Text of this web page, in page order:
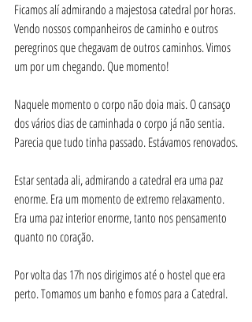
Ficamos alí admirando a majestosa catedral por horas.
Vendo nossos companheiros de caminho e outros
peregrinos que chegavam de outros caminhos. Vimos
um por um chegando. Que momento!
Naquele momento o corpo não doia mais. O cansaço
dos vários dias de caminhada o corpo já não sentia.
Parecia que tudo tinha passado. Estávamos renovados.
Estar sentada ali, admirando a catedral era uma paz
enorme. Era um momento de extremo relaxamento.
Era uma paz interior enorme, tanto nos pensamento
quanto no coração.
Por volta das 17h nos dirigimos até o hostel que era
perto. Tomamos um banho e fomos para a Catedral.